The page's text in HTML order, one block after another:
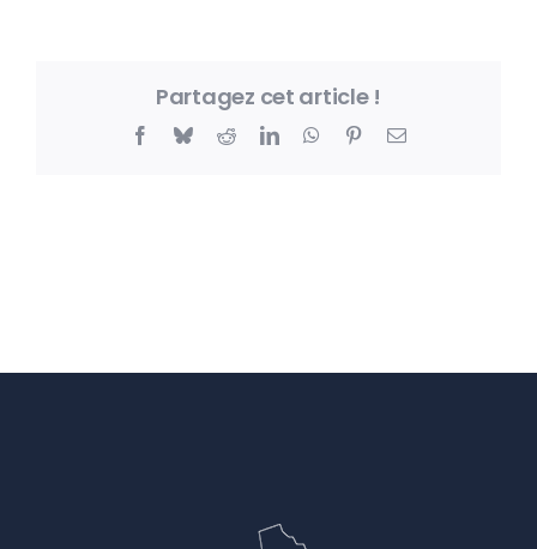
Partagez cet article !
Facebook
BlueskyRedditLinkedInWhatsApp
PinterestEmail